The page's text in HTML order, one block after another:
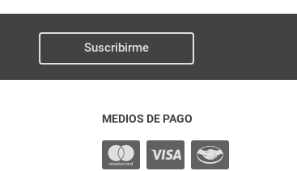
Suscribirme
MEDIOS DE PAGO